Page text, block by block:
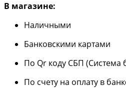
В магазине:
Наличными
Банковскими картами
По Qr коду СБП (Система
По счету на оплату в